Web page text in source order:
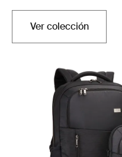
Ver colección